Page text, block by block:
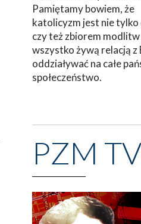
Pamiętamy bowiem, że
katolicyzm jest nie
czy też zbiorem
wszystko żywą relacją z
oddziaływać na całe
społeczeństwo.
PZM TV